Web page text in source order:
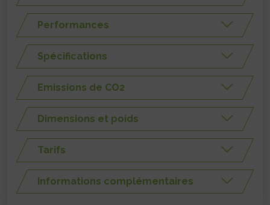
Performances
Spécifications
Emissions de CO2
Dimensions et poids
Tarifs
Informations complémentaires